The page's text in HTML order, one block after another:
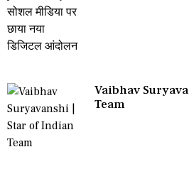
Vaibhav
Team